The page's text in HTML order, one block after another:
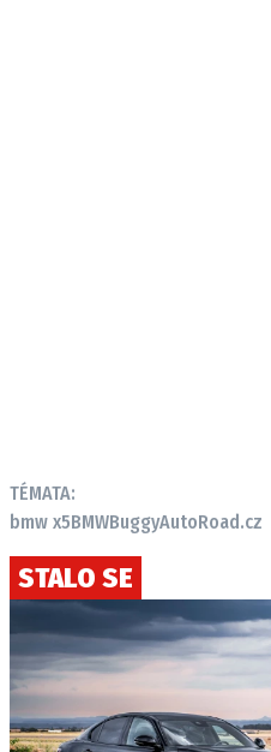
TÉMATA:
bmw x5BMWBuggyAutoRoad.cz
STALO SE